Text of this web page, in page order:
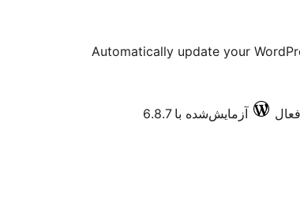
Automatically update your
آزمایش‌شده با 6.8.7